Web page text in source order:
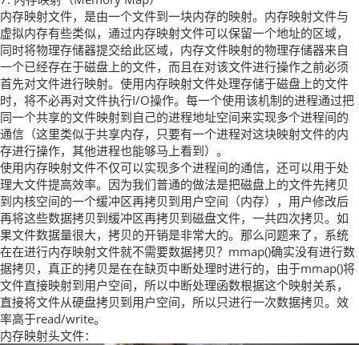
内存映射文件，是由一个文件到一块内存的映射。内存映射文件与
虚拟内存有些类似，通过内存映射文件可以保留一个地址的区域，
同时将物理存储器提交给此区域，内存文件映射的物理存储器来自
一个已经存在于磁盘上的文件，而且在对该文件进行操作之前必须
首先对文件进行映射。使用内存映射文件处理存储于磁盘上的文件
时，将不必再对文件执行I/O操作。每一个使用该机制的进程通过把
同一个共享的文件映射到自己的进程地址空间来实现多个进程间的
通信（这里类似于共享内存，只要有一个进程对这块映射文件的内
存进行操作，其他进程也能够马上看到）。
使用内存映射文件不仅可以实现多个进程间的通信，还可以用于处
理大文件提高效率。因为我们普通的做法是把磁盘上的文件先拷贝
到内核空间的一个缓冲区再拷贝到用户空间（内存），用户修改后
再将这些数据拷贝到缓冲区再拷贝到磁盘文件，一共四次拷贝。如
果文件数据量很大，拷贝的开销是非常大的。那么问题来了，系统
在在进行内存映射文件就不需要数据拷贝？mmap()确实没有进行数
据拷贝，真正的拷贝是在在缺页中断处理时进行的，由于mmap()将
文件直接映射到用户空间，所以中断处理函数根据这个映射关系，
直接将文件从硬盘拷贝到用户空间，所以只进行一次数据拷贝。效
率高于read/write。
内存映射头文件：